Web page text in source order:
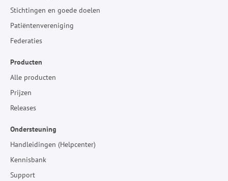
Stichtingen en goede doelen
Patiëntenvereniging
Federaties
Producten
Alle producten
Prijzen
Releases
Ondersteuning
Handleidingen (Helpcenter)
Kennisbank
Support